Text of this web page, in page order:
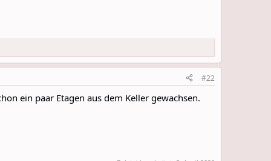
#22
ein paar Etagen aus dem Keller gewachsen.